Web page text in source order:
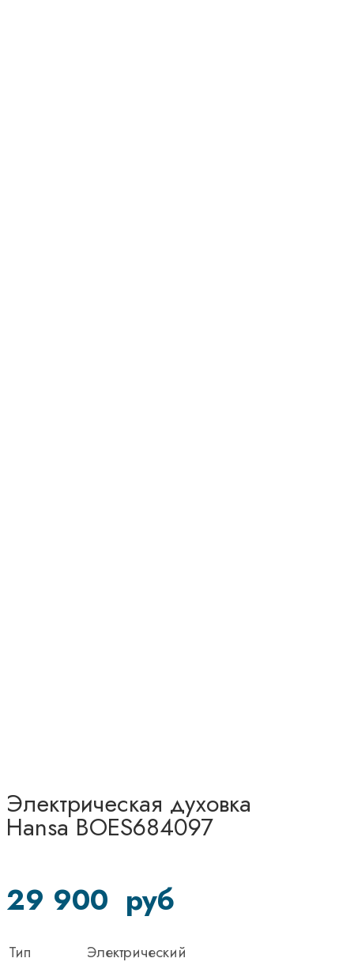
Электрическая духовка
Hansa BOES684097
29 900 руб
Тип
Электрический